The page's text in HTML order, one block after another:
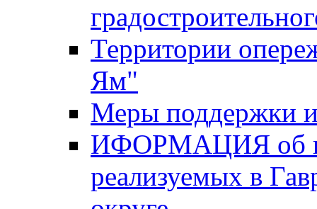
Территории
Ям"
Меры поддержки
ИФОРМАЦИЯ об
реализуемых в